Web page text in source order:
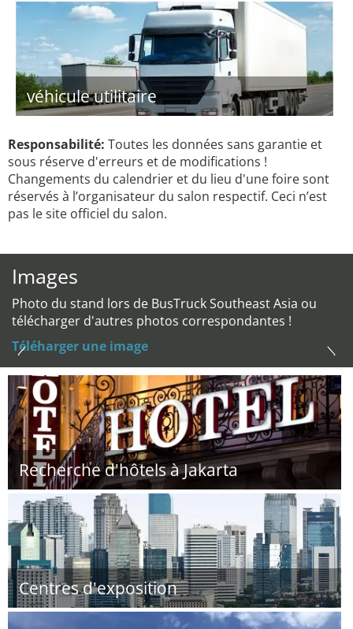
véhicule utilitaire
Responsabilité: Toutes les données sans garantie et
sous réserve d'erreurs et de modifications !
Changements du calendrier et du lieu d'une foire sont
réservés à l’organisateur du salon respectif. Ceci n’est
pas le site officiel du salon.
Images
Photo du stand lors de BusTruck Southeast Asia ou
télécharger d'autres photos correspondantes !
Téléharger une image
Recherche d'hôtels à Jakarta
Centres d'exposition